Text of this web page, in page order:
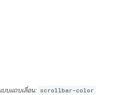
บบแถบเลื่อน: scrollbar-color